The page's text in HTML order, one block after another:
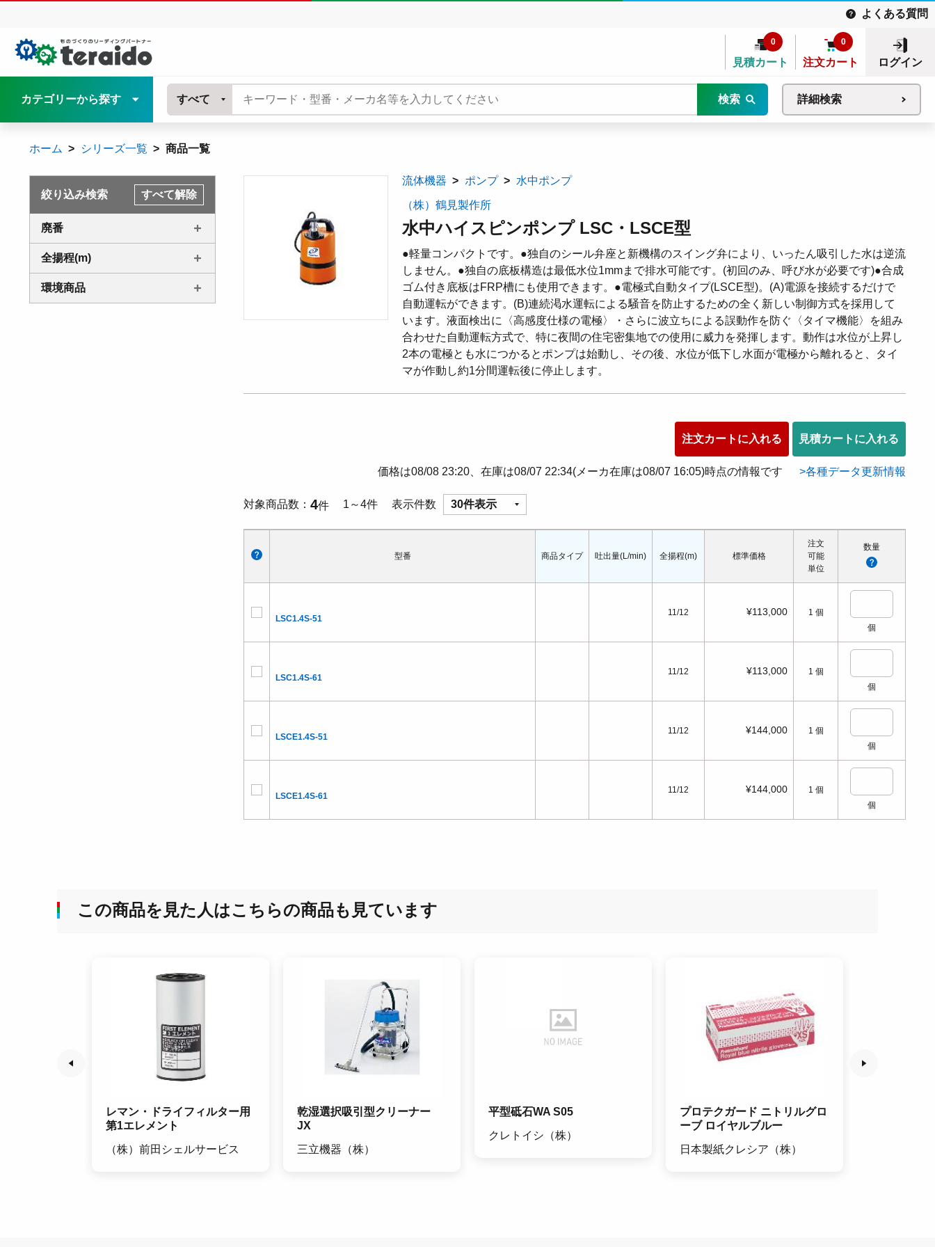
よくある質問
見積カート
0
注文カート
0
ログイン
カテゴリーから探す すべて 検索 詳細検索
ホーム シリーズ一覧 商品一覧
絞り込み検索 すべて解除
廃番
全揚程(m)
環境商品
流体機器 ポンプ 水中ポンプ
（株）鶴見製作所
水中ハイスピンポンプ LSC・LSCE型
●軽量コンパクトです。●独自のシール弁座と新機構のスイング弁により、いったん吸引した水は逆流
しません。●独自の底板構造は最低水位1mmまで排水可能です。(初回のみ、呼び水が必要です)●合成
ゴム付き底板はFRP槽にも使用できます。●電極式自動タイプ(LSCE型)。(A)電源を接続するだけで
自動運転ができます。(B)連続渇水運転による騒音を防止するための全く新しい制御方式を採用して
います。液面検出に〈高感度仕様の電極〉・さらに波立ちによる誤動作を防ぐ〈タイマ機能〉を組み
合わせた自動運転方式で、特に夜間の住宅密集地での使用に威力を発揮します。動作は水位が上昇し
2本の電極とも水につかるとポンプは始動し、その後、水位が低下し水面が電極から離れると、タイ
マが作動し約1分間運転後に停止します。
注文カートに入れる 見積カートに入れる
価格は08/08 23:20、在庫は08/07 22:34(メーカ在庫は08/07 16:05)時点の情報です 各種データ更新情報
対象商品数 4件 1～4件 表示件数 30件表示
型番
LSC1.4S-51
LSC1.4S-61
LSCE1.4S-51
LSCE1.4S-61
商品タイプ 吐出量(L/min) 全揚程(m)
11/12
11/12
11/12
11/12
標準価格
注文
可能
単位
数量
¥113,000 1 個
個
¥113,000 1 個
個
¥144,000 1 個
個
¥144,000 1 個
個
この商品を見た人はこちらの商品も見ています
レマン・ドライフィルター用
第1エレメント
（株）前田シェルサービス
乾湿選択吸引型クリーナー
JX
三立機器（株）
平型砥石WA S05
クレトイシ（株）
プロテクガード ニトリルグロ
ーブ ロイヤルブルー
日本製紙クレシア（株）